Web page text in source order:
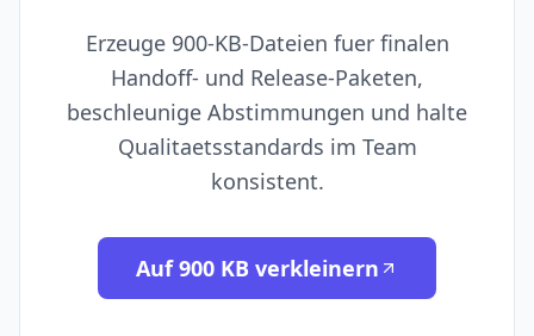
Erzeuge 900-KB-Dateien fuer finalen
Handoff- und Release-Paketen,
beschleunige Abstimmungen und halte
Qualitaetsstandards im Team
konsistent.
Auf 900 KB verkleinern